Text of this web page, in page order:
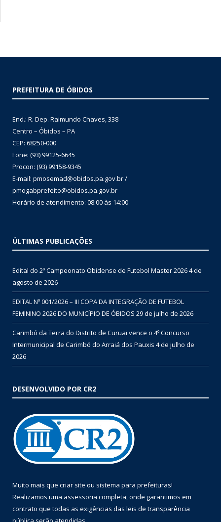
PREFEITURA DE ÓBIDOS
End.: R. Dep. Raimundo Chaves, 338
Centro – Óbidos – PA
CEP: 68250-000
Fone: (93) 99125-6645
Procon: (93) 99158-9345
E-mail: pmosemad@obidos.pa.gov.br /
pmogabprefeito@obidos.pa.gov.br
Horário de atendimento: 08:00 às 14:00
ÚLTIMAS PUBLICAÇÕES
Edital do 2º Campeonato Obidense de Futebol Master 20264 de
agosto de 2026
EDITAL Nº 001/2026 – III COPA DA INTEGRAÇÃO DE FUTEBOL
FEMININO 2026 DO MUNICÍPIO DE ÓBIDOS 29 de julho de 2026
Carimbó da Terra do Distrito de Curuai vence o 4º Concurso
Intermunicipal de Carimbó do Arraiá dos Pauxis 4 de julho de
2026
DESENVOLVIDO POR CR2
Muito mais que criar site ou sistema para prefeituras!
Realizamos uma assessoria completa, onde garantimos em
contrato que todas as exigências das leis de transparência